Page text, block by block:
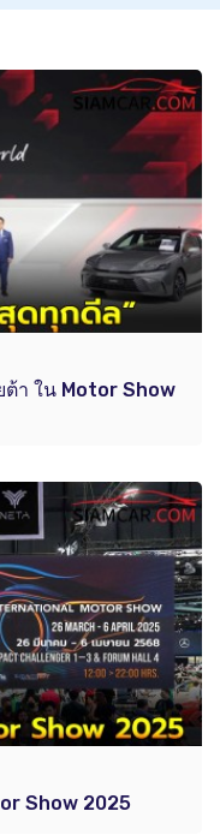
า ใน Motor Show
Show 2025